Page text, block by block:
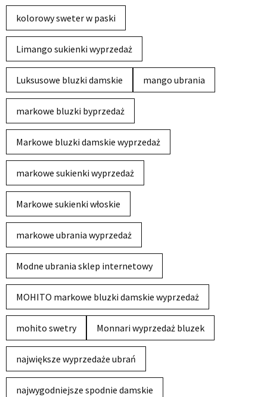
kolorowy sweter w paski
Limango sukienki wyprzedaż
Luksusowe bluzki damskie mango ubrania
markowe bluzki byprzedaż
Markowe bluzki damskie wyprzedaż
markowe sukienki wyprzedaż
Markowe sukienki włoskie
markowe ubrania wyprzedaż
Modne ubrania sklep internetowy
MOHITO markowe bluzki damskie wyprzedaż
mohito swetry Monnari wyprzedaż bluzek
największe wyprzedaże ubrań
najwygodniejsze spodnie damskie